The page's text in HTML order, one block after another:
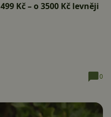
Kč – o 3500 Kč levněji
0